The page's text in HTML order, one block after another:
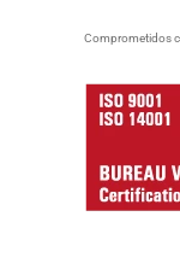
Comprometidos